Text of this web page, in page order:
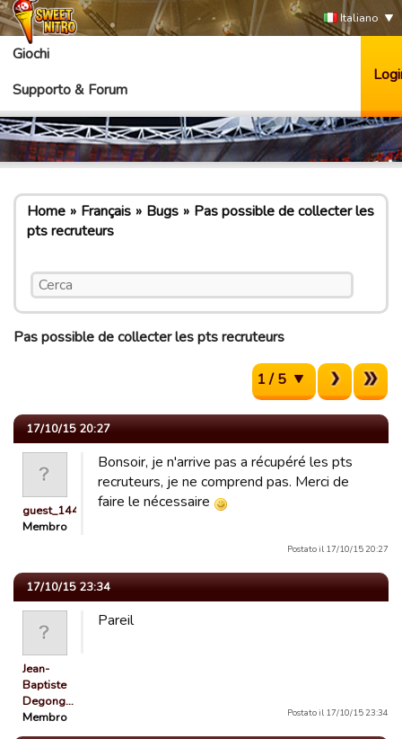
Italiano
Giochi
Supporto & Forum
Home Français Bugs
Pas possible de collecter les
pts recruteurs
Pas possible de collecter les pts recruteurs
1 / 5
17/10/15 20:27
guest_1442478815709
Membro
Bonsoir, je n'arrive pas a récupéré les pts
recruteurs, je ne comprend pas. Merci de
faire le nécessaire
Postato il 17/10/15 20:27
17/10/15 23:34
Jean-
Baptiste
Degong…
Membro
Pareil
Postato il 17/10/15 23:34